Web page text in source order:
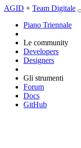
AGID + Team Digitale
Piano Triennale
Le community
Developers
Designers
Gli strumenti
Forum
Docs
GitHub